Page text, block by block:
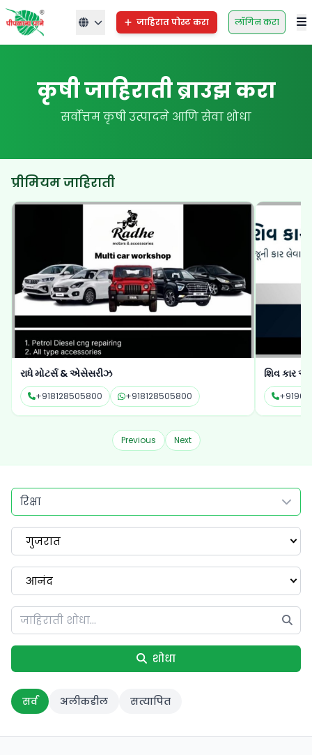
जाहिरात पोस्ट करा लॉगिन करा
कृषी जाहिराती ब्राउझ करा
सर्वोत्तम कृषी उत्पादने आणि सेवा शोधा
प्रीमियम जाहिराती
રાધે મોટર્સ & એસેસરીઝ
+918128505800 +918128505800
શિવ કાર
Previous Next
रिक्षा
गुजरात
आनंद
शोधा
सर्व अलीकडील सत्यापित